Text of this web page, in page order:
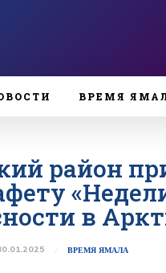
ВРЕМЯ
район
в
ВРЕМЯ ЯМАЛА